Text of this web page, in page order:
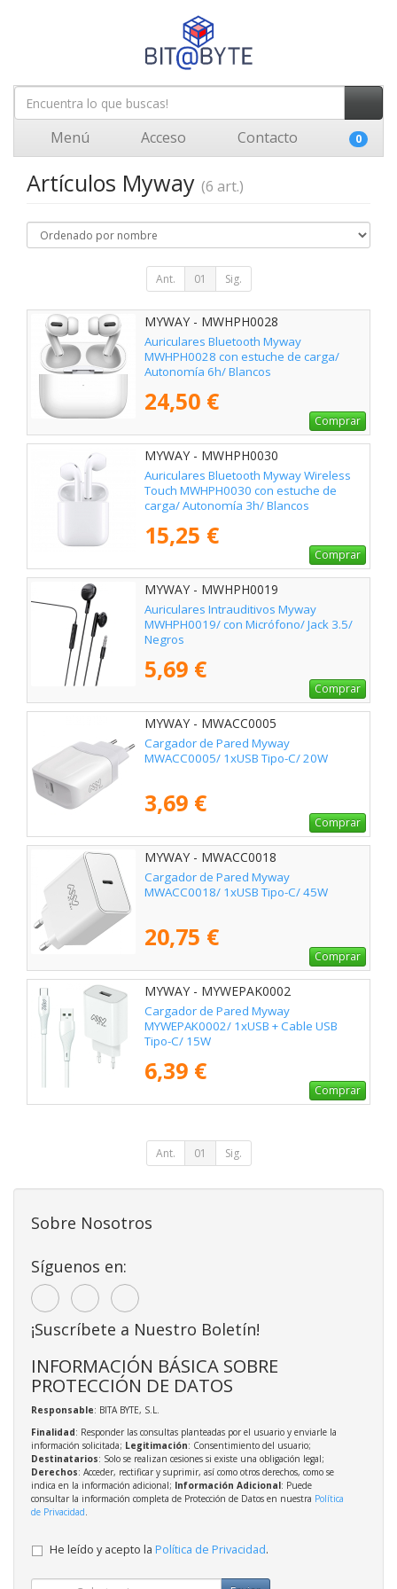
Menú Acceso Contacto 0
Artículos Myway (6 art.)
Ant. 01 Sig.
MYWAY - MWHPH0028
Auriculares Bluetooth Myway
MWHPH0028 con estuche de carga/
Autonomía 6h/ Blancos
24,50 €
Comprar
MYWAY - MWHPH0030
Auriculares Bluetooth Myway Wireless
Touch MWHPH0030 con estuche de
carga/ Autonomía 3h/ Blancos
15,25 €
Comprar
MYWAY - MWHPH0019
Auriculares Intrauditivos Myway
MWHPH0019/ con Micrófono/ Jack 3.5/
Negros
5,69 €
Comprar
MYWAY - MWACC0005
Cargador de Pared Myway
MWACC0005/ 1xUSB Tipo-C/ 20W
3,69 €
Comprar
MYWAY - MWACC0018
Cargador de Pared Myway
MWACC0018/ 1xUSB Tipo-C/ 45W
20,75 €
Comprar
MYWAY - MYWEPAK0002
Cargador de Pared Myway
MYWEPAK0002/ 1xUSB + Cable USB
Tipo-C/ 15W
6,39 €
Comprar
Ant. 01 Sig.
Sobre Nosotros
Síguenos en:
¡Suscríbete a Nuestro Boletín!
INFORMACIÓN BÁSICA SOBRE
PROTECCIÓN DE DATOS
Responsable: BITA BYTE, S.L.
Finalidad: Responder las consultas planteadas por el usuario y enviarle la
información solicitada; Legitimación: Consentimiento del usuario;
Destinatarios: Solo se realizan cesiones si existe una obligación legal;
Derechos: Acceder, rectificar y suprimir, así como otros derechos, como se
indica en la información adicional; Información Adicional: Puede
consultar la información completa de Protección de Datos en nuestra Política
de Privacidad.
He leído y acepto la Política de Privacidad.